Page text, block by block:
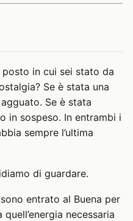
in cui sei stato da
Se è stata una
Se è stata
in sospeso. In entrambi i
sempre l’ultima
di guardare.
entrato al Buena per
necessaria